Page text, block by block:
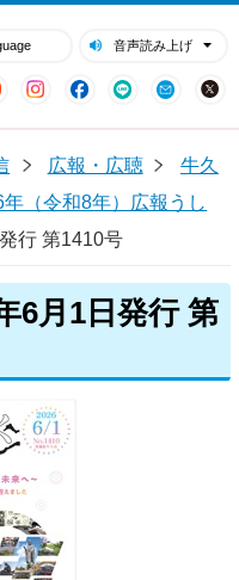
音声読み上げ
YouTubeInstagram
Facebook
LINE Mail
広報・広聴
牛久
年（令和8年）広報うし
行 第1410号
6月1日発行 第